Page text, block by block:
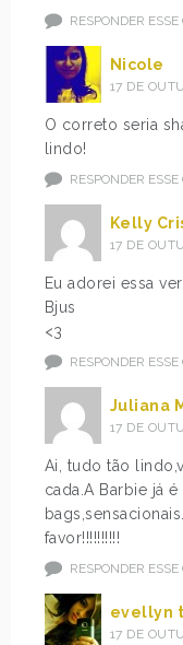
RESPONDER
Nicole
17 DE
O correto seria
lindo!
RESPONDER
Kelly
17 DE
Eu adorei essa
Bjus
<3
RESPONDER
Juliana
17 DE
Ai, tudo tão
cada.A Barbie já
favor!!!!!!!!!!
RESPONDER
evellyn
17 DE